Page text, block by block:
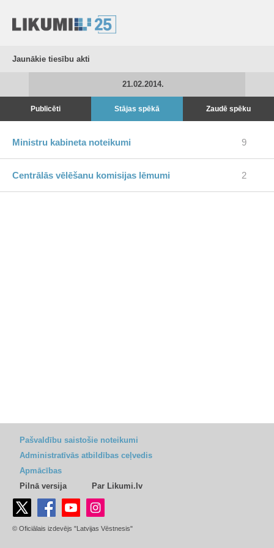
Jaunākie tiesību akti
21.02.2014.
Publicēti Stājas spēkā Zaudē spēku
Ministru kabineta noteikumi 9
Centrālās vēlēšanu komisijas lēmumi 2
Pašvaldību saistošie noteikumi
Administratīvās atbildības ceļvedis
Apmācības
Pilnā versija
Par Likumi.lv
© Oficiālais izdevējs "Latvijas Vēstnesis"